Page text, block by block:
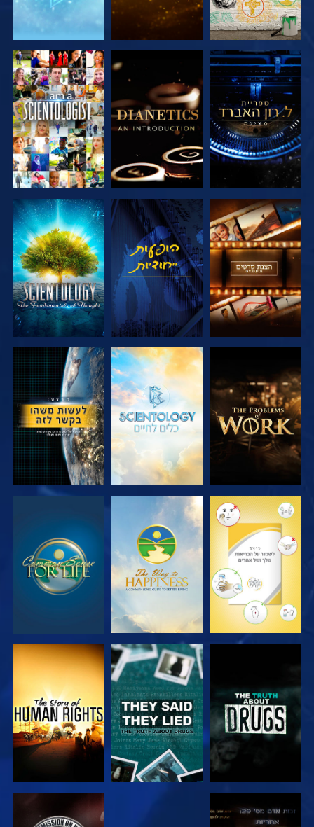
בדוק את הסדרה בדוק את הסדרה צפה
בדוק את הסדרה צפה בדוק את הסדרה
בדוק את הסדרה בדוק את הסדרה צפה
צפה צפה צפה
צפה צפה